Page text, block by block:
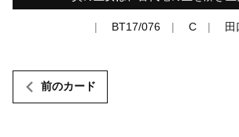
BT17/076 C
前のカード